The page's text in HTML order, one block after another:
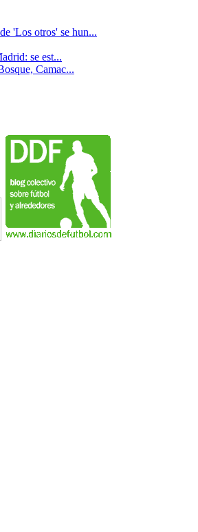
'Los otros' se hun...
se est...
Camac...